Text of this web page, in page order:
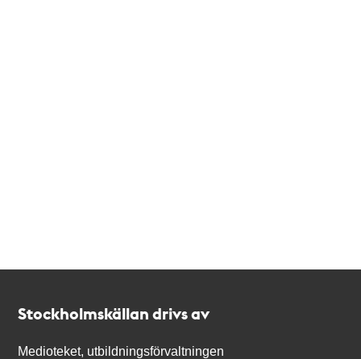
Stockholmskällan drivs av
Medioteket, utbildningsförvaltningen